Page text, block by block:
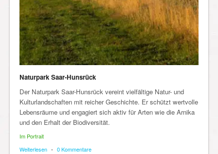
Naturpark Saar-Hunsrück
Der Naturpark Saar-Hunsrück vereint vielfältige Natur- und
Kulturlandschaften mit reicher Geschichte. Er schützt wertvolle
Lebensräume und engagiert sich aktiv für Arten wie die Arnika
und den Erhalt der Biodiversität.
Im Portrait
Weiterlesen • 0 Kommentare